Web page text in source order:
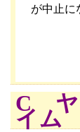
が中止に
C ヤ
イム